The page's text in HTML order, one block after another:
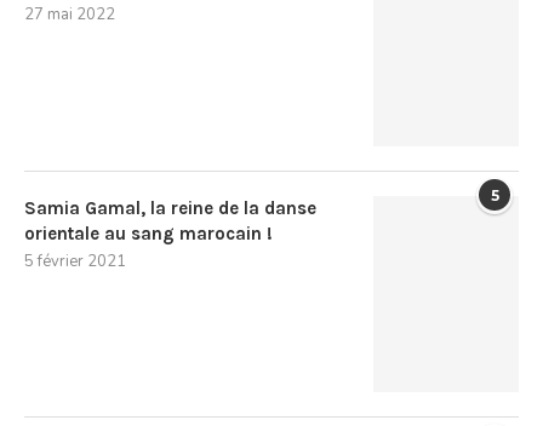
27 mai 2022
5
Samia Gamal, la reine de la danse
orientale au sang marocain !
5 février 2021